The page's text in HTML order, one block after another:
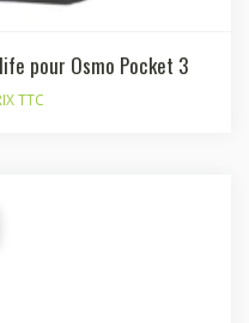
pour Osmo Pocket 3
TTC